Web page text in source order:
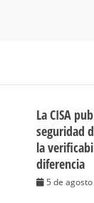
La CISA
seguridad
la
diferencia
5 de